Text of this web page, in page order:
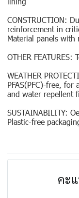
CONSTRUCTION:
reinforcement in
Material panels
OTHER FEATURES:
WEATHER
PFAS(PFC)-free,
and water repellent
SUSTAINABILITY:
Plastic-free
คะ